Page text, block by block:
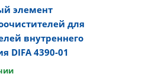
элемент
для
внутреннего
DIFA 4390-01